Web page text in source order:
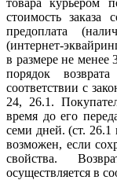
стоимость заказа
предоплата
(интернет-
в размере не менее
порядок
соответствии с
24, 26.1.
время до его
семи дней. (ст. 26.1
возможен, если
свойства.
осуществляется в